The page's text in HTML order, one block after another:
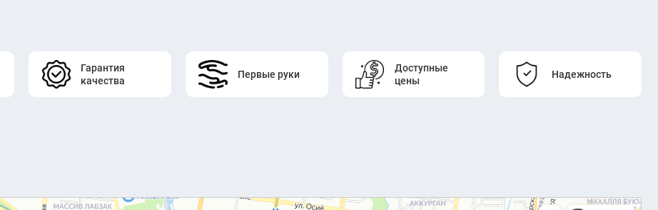
Гарантия
качества
Первые руки
Доступные
цены
Надежность